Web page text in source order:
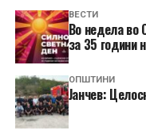
ВЕСТИ
Во недела во
за 35 години
ОПШТИНИ
Јанчев: